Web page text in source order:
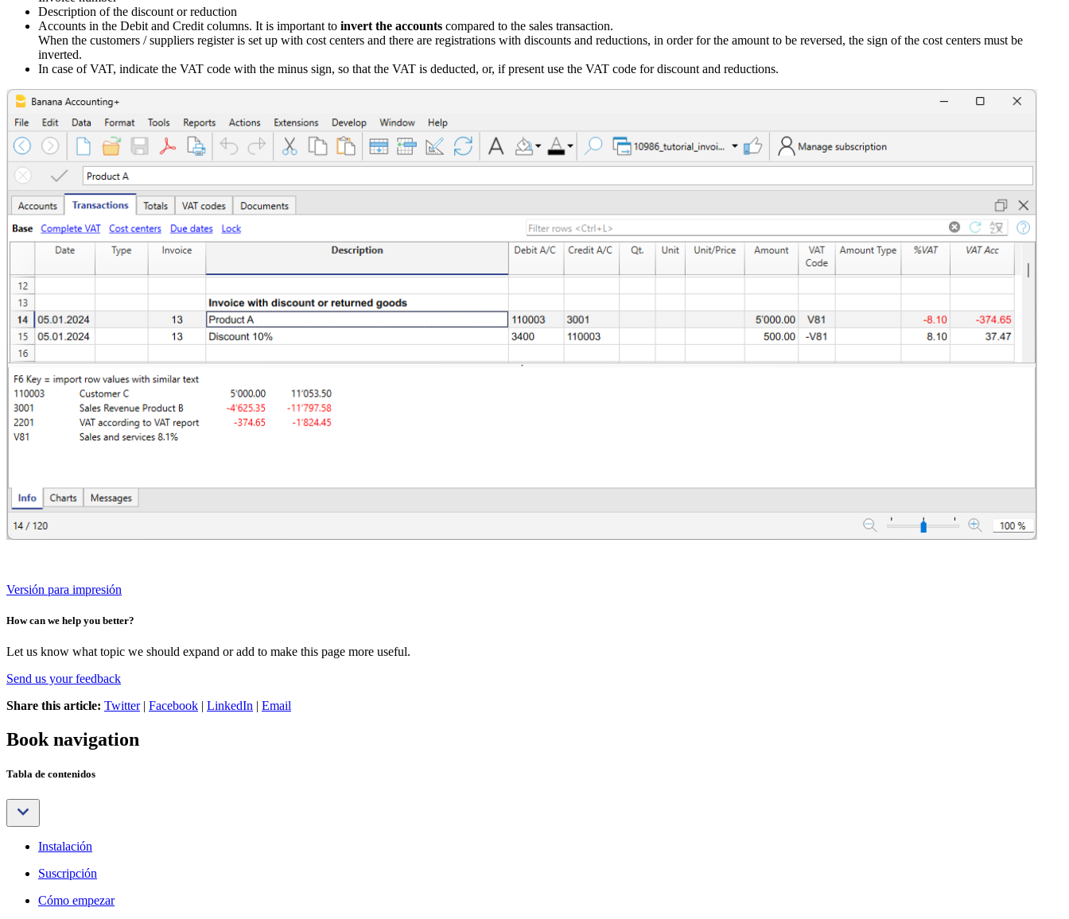
Description of the discount or reduction
Accounts in the Debit and Credit columns. It is important to invert the accounts compared to the sales transaction.
When the customers / suppliers register is set up with cost centers and there are registrations with discounts and reductions, in order for the amount to be reversed, the sign of the cost centers must be
inverted.
In case of VAT, indicate the VAT code with the minus sign, so that the VAT is deducted, or, if present use the VAT code for discount and reductions.
Versión para impresión
How can we help you better?
Let us know what topic we should expand or add to make this page more useful.
Send us your feedback
Share this article: Twitter| Facebook | LinkedIn | Email
Book navigation
Tabla de contenidos
Instalación
Suscripción
Cómo empezar